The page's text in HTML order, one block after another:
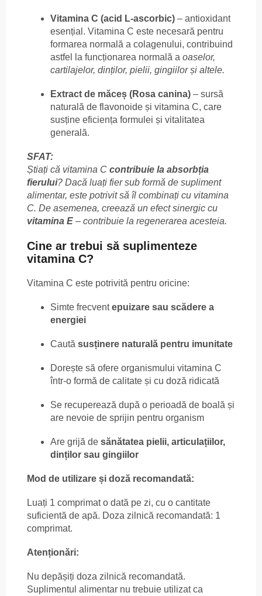
Vitamina C (acid L-ascorbic) – antioxidant
esențial. Vitamina C este necesară pentru
formarea normală a colagenului, contribuind
astfel la funcționarea normală a oaselor,
cartilajelor, dinților, pielii, gingiilor și altele.
Extract de măceș (Rosa canina) – sursă
naturală de flavonoide și vitamina C, care
susține eficiența formulei și vitalitatea
generală.
SFAT:
Știați că vitamina C contribuie la absorbția
fierului? Dacă luați fier sub formă de supliment
alimentar, este potrivit să îl combinați cu vitamina
C. De asemenea, creează un efect sinergic cu
vitamina E – contribuie la regenerarea acesteia.
Cine ar trebui să suplimenteze
vitamina C?
Vitamina C este potrivită pentru oricine:
Simte frecventepuizare sau scădere a
energiei
Caută susținere naturală pentru imunitate
Dorește să ofere organismului vitamina C
într-o formă de calitate și cu doză ridicată
Se recuperează după o perioadă de boală și
are nevoie de sprijin pentru organism
Are grijă de sănătatea pielii, articulațiilor,
dinților sau gingiilor
Mod de utilizare și doză recomandată:
Luați 1 comprimat o dată pe zi, cu o cantitate
suficientă de apă. Doza zilnică recomandată: 1
comprimat.
Atenționări:
Nu depășiți doza zilnică recomandată.
Suplimentul alimentar nu trebuie utilizat ca